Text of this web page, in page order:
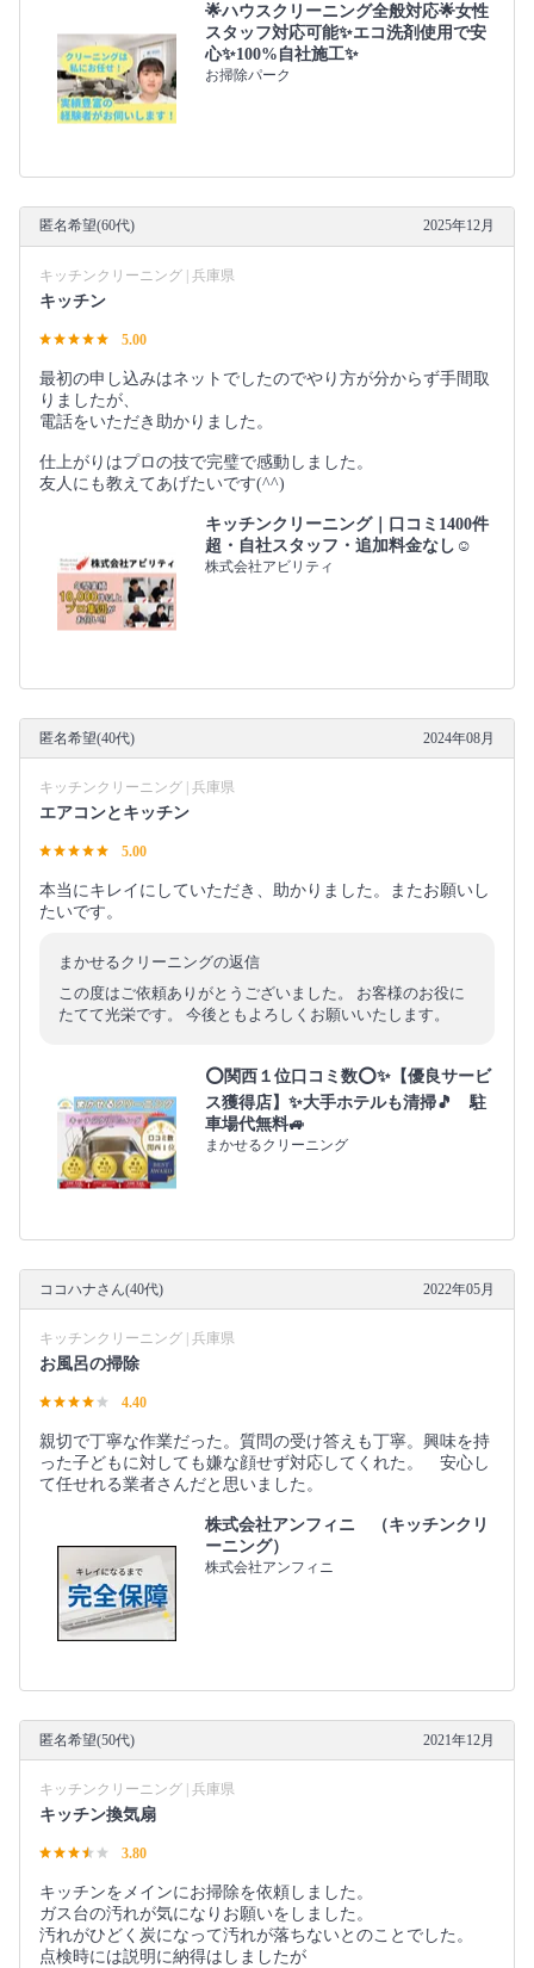
🌟ハウスクリーニング全般対応🌟女性
スタッフ対応可能✨エコ洗剤使用で安
心✨100%自社施工✨
お掃除パーク
匿名希望(60代) 2025年12月
キッチンクリーニング | 兵庫県
キッチン
5.00
最初の申し込みはネットでしたのでやり方が分からず手間取
りましたが、
電話をいただき助かりました。
仕上がりはプロの技で完璧で感動しました。
友人にも教えてあげたいです(^^)
キッチンクリーニング｜口コミ1400件
超・自社スタッフ・追加料金なし☺️
株式会社アビリティ
匿名希望(40代) 2024年08月
キッチンクリーニング | 兵庫県
エアコンとキッチン
5.00
本当にキレイにしていただき、助かりました。またお願いし
たいです。
まかせるクリーニングの返信
この度はご依頼ありがとうございました。 お客様のお役に
たてて光栄です。 今後ともよろしくお願いいたします。
⭕関西１位口コミ数⭕✨【優良サービ
ス獲得店】✨大手ホテルも清掃🎵 駐
車場代無料🚙
まかせるクリーニング
ココハナさん(40代) 2022年05月
キッチンクリーニング | 兵庫県
お風呂の掃除
4.40
親切で丁寧な作業だった。質問の受け答えも丁寧。興味を持
った子どもに対しても嫌な顔せず対応してくれた。 安心し
て任せれる業者さんだと思いました。
株式会社アンフィニ （キッチンクリ
ーニング）
株式会社アンフィニ
匿名希望(50代) 2021年12月
キッチンクリーニング | 兵庫県
キッチン換気扇
3.80
キッチンをメインにお掃除を依頼しました。
ガス台の汚れが気になりお願いをしました。
汚れがひどく炭になって汚れが落ちないとのことでした。
点検時には説明に納得はしましたが